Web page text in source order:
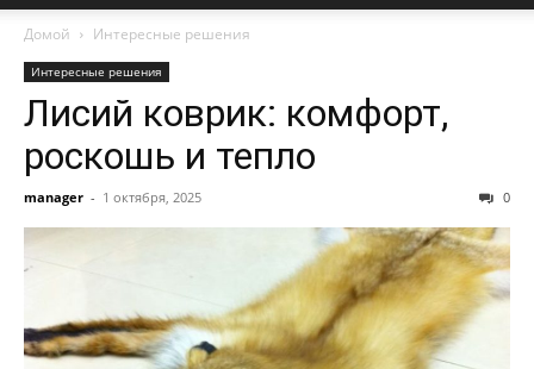
Домой Интересные решения
Интересные решения
Лисий коврик: комфорт,
роскошь и тепло
manager - 1 октября, 2025 0